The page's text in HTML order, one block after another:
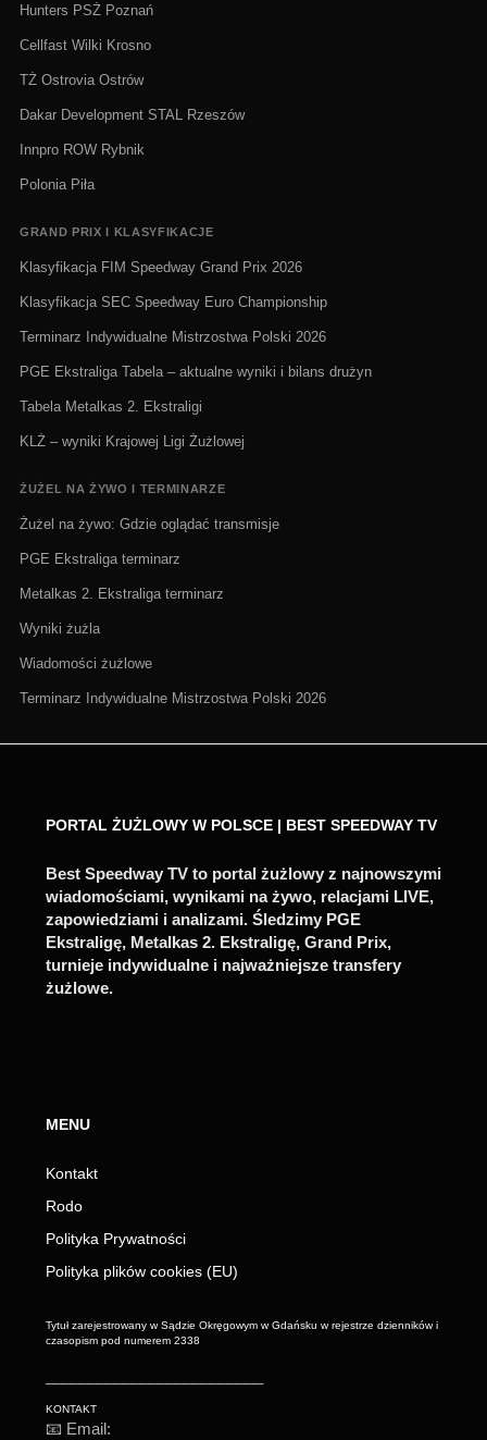
Hunters PSŻ Poznań
Cellfast Wilki Krosno
TŻ Ostrovia Ostrów
Dakar Development STAL Rzeszów
Innpro ROW Rybnik
Polonia Piła
GRAND PRIX I KLASYFIKACJE
Klasyfikacja FIM Speedway Grand Prix 2026
Klasyfikacja SEC Speedway Euro Championship
Terminarz Indywidualne Mistrzostwa Polski 2026
PGE Ekstraliga Tabela – aktualne wyniki i bilans drużyn
Tabela Metalkas 2. Ekstraligi
KLŻ – wyniki Krajowej Ligi Żużlowej
ŻUŻEL NA ŻYWO I TERMINARZE
Żużel na żywo: Gdzie oglądać transmisje
PGE Ekstraliga terminarz
Metalkas 2. Ekstraliga terminarz
Wyniki żużla
Wiadomości żużlowe
Terminarz Indywidualne Mistrzostwa Polski 2026
PORTAL ŻUŻLOWY W POLSCE | BEST SPEEDWAY TV
Best Speedway TV to portal żużlowy z najnowszymi
wiadomościami, wynikami na żywo, relacjami LIVE,
zapowiedziami i analizami. Śledzimy PGE
Ekstraligę, Metalkas 2. Ekstraligę, Grand Prix,
turnieje indywidualne i najważniejsze transfery
żużlowe.
MENU
Kontakt
Rodo
Polityka Prywatności
Polityka plików cookies (EU)
Tytuł zarejestrowany w Sądzie Okręgowym w Gdańsku w rejestrze dzienników i
czasopism pod numerem 2338
KONTAKT
📧 Email: